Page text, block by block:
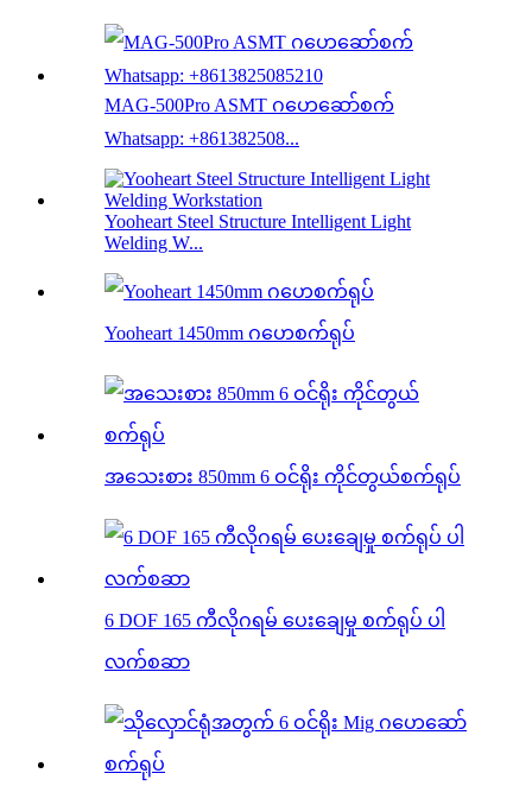
MAG-500Pro ASMT ဂဟေဆော်စက်
Whatsapp: +861382508...
Yooheart Steel Structure Intelligent Light
Welding W...
Yooheart 1450mm ဂဟေစက်ရုပ်
အသေးစား 850mm 6 ဝင်ရိုး ကိုင်တွယ်စက်ရုပ်
6 DOF 165 ကီလိုဂရမ် ပေးချေမှု စက်ရုပ် ပါ
လက်စဆာ